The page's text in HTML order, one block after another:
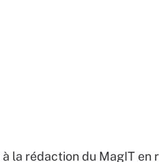
la rédaction du MagIT en